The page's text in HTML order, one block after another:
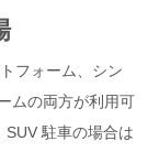
フォーム、シン
ムの両方が利用可
駐車の場合は